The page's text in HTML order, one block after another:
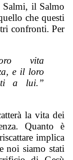
Salmi, il Salmo
che questi
confronti. Per
vita
e il loro
a lui.”
la vita dei
Quanto è
implica
noi siamo stati